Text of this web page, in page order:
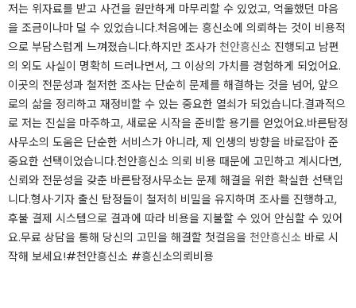
저는 위자료를 받고 사건을 원만하게 마무리할 수 있었고, 억울했던 마음
을 조금이나마 덜 수 있었습니다.처음에는 흥신소에 의뢰하는 것이 비용적
으로 부담스럽게 느껴졌습니다.하지만 조사가 천안흥신소 진행되고 남편
의 외도 사실이 명확히 드러나면서, 그 이상의 가치를 경험하게 되었어요.
이곳의 전문성과 철저한 조사는 단순히 문제를 해결하는 것을 넘어, 앞으
로의 삶을 정리하고 재정비할 수 있는 중요한 열쇠가 되었습니다.결과적으
로 저는 진실을 마주하고, 새로운 시작을 준비할 용기를 얻었어요.바른탐정
사무소의 도움은 단순한 서비스가 아니라, 제 인생의 방향을 바로잡아 준
중요한 선택이었습니다.천안흥신소 의뢰 비용 때문에 고민하고 계시다면,
신뢰와 전문성을 갖춘 바른탐정사무소는 문제 해결을 위한 확실한 선택입
니다.형사·기자 출신 탐정들이 철저히 비밀을 유지하며 조사를 진행하고,
후불 결제 시스템으로 결과에 따라 비용을 지불할 수 있어 안심할 수 있어
요.무료 상담을 통해 당신의 고민을 해결할 첫걸음을 천안흥신소 바로 시
작해 보세요!​#천안흥신소 #흥신소의뢰비용